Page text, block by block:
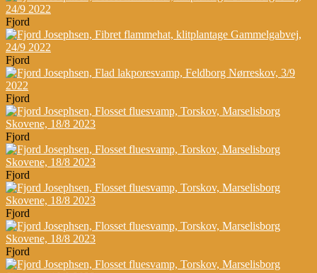
Fjord
Fjord
Fjord
Fjord
Fjord
Fjord
Fjord